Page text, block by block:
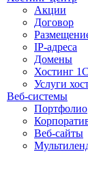
Акции
Договор
IP-адреса
Домены
Хостинг
Услуги
Веб-системы
Портфолио
Веб-сайты